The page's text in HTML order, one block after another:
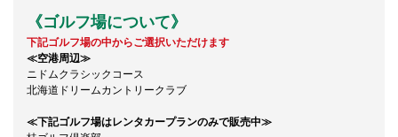
《ゴルフ場について》
下記ゴルフ場の中からご選択いただけます
≪空港周辺≫
ニドムクラシックコース
北海道ドリームカントリークラブ
≪下記ゴルフ場はレンタカープランのみで販売中≫